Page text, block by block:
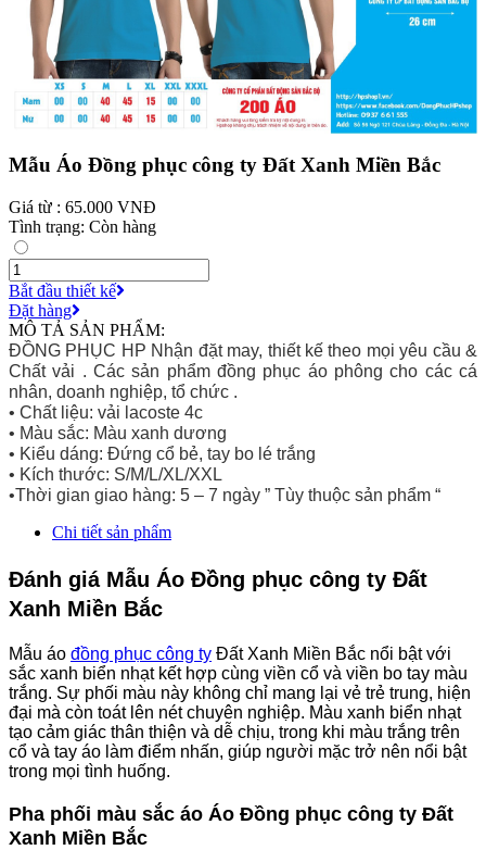
Mẫu Áo Đồng phục công ty Đất Xanh Miền Bắc
Giá từ : 65.000 VNĐ
Tình trạng: Còn hàng
Bắt đầu thiết kế
Đặt hàng
MÔ TẢ SẢN PHẨM:
ĐỒNG PHỤC HP Nhận đặt may, thiết kế theo mọi yêu cầu &
Chất vải . Các sản phẩm đồng phục áo phông cho các cá
nhân, doanh nghiệp, tổ chức .
• Chất liệu: vải lacoste 4c
• Màu sắc: Màu xanh dương
• Kiểu dáng: Đứng cổ bẻ, tay bo lé trắng
• Kích thước: S/M/L/XL/XXL
•Thời gian giao hàng: 5 – 7 ngày ” Tùy thuộc sản phẩm “
Chi tiết sản phẩm
Đánh giá Mẫu Áo Đồng phục công ty Đất
Xanh Miền Bắc
Mẫu áo đồng phục công ty Đất Xanh Miền Bắc nổi bật với
sắc xanh biển nhạt kết hợp cùng viền cổ và viền bo tay màu
trắng. Sự phối màu này không chỉ mang lại vẻ trẻ trung, hiện
đại mà còn toát lên nét chuyên nghiệp. Màu xanh biển nhạt
tạo cảm giác thân thiện và dễ chịu, trong khi màu trắng trên
cổ và tay áo làm điểm nhấn, giúp người mặc trở nên nổi bật
trong mọi tình huống.
Pha phối màu sắc áo Áo Đồng phục công ty Đất
Xanh Miền Bắc